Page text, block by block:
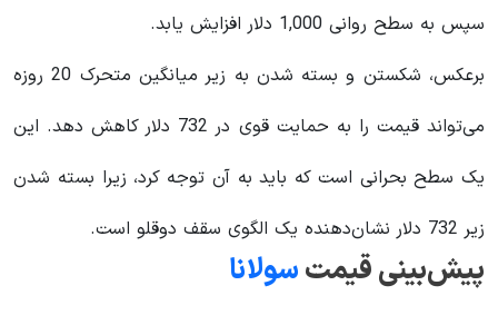
سپس به سطح روانی 1,000 دلار افزایش یابد.
برعکس، شکستن و بسته شدن به زیر میانگین متحرک 20 روزه
می‌تواند قیمت را به حمایت قوی در 732 دلار کاهش دهد. این
یک سطح بحرانی است که باید به آن توجه کرد، زیرا بسته شدن
زیر 732 دلار نشان‌دهنده یک الگوی سقف دوقلو است.
پیش‌بینی قیمتسولانا